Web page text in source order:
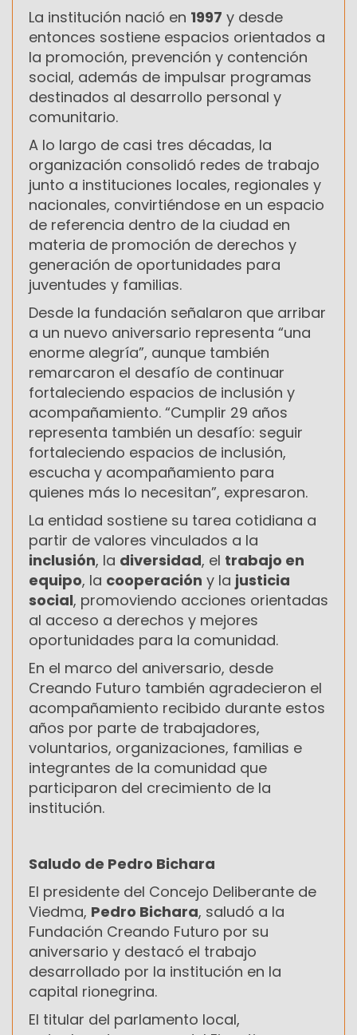
La institución nació en 1997 y desde
entonces sostiene espacios orientados a
la promoción, prevención y contención
social, además de impulsar programas
destinados al desarrollo personal y
comunitario.
A lo largo de casi tres décadas, la
organización consolidó redes de trabajo
junto a instituciones locales, regionales y
nacionales, convirtiéndose en un espacio
de referencia dentro de la ciudad en
materia de promoción de derechos y
generación de oportunidades para
juventudes y familias.
Desde la fundación señalaron que arribar
a un nuevo aniversario representa “una
enorme alegría”, aunque también
remarcaron el desafío de continuar
fortaleciendo espacios de inclusión y
acompañamiento. “Cumplir 29 años
representa también un desafío: seguir
fortaleciendo espacios de inclusión,
escucha y acompañamiento para
quienes más lo necesitan”, expresaron.
La entidad sostiene su tarea cotidiana a
partir de valores vinculados a la
inclusión, la diversidad, el trabajo en
equipo, la cooperación y la justicia
social, promoviendo acciones orientadas
al acceso a derechos y mejores
oportunidades para la comunidad.
En el marco del aniversario, desde
Creando Futuro también agradecieron el
acompañamiento recibido durante estos
años por parte de trabajadores,
voluntarios, organizaciones, familias e
integrantes de la comunidad que
participaron del crecimiento de la
institución.
Saludo de Pedro Bichara
El presidente del Concejo Deliberante de
Viedma, Pedro Bichara, saludó a la
Fundación Creando Futuro por su
aniversario y destacó el trabajo
desarrollado por la institución en la
capital rionegrina.
El titular del parlamento local,